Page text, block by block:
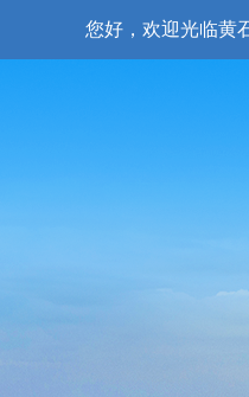
您好，欢迎光临黄